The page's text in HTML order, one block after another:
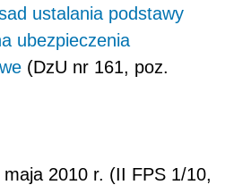
ustalania podstawy
ubezpieczenia
(DzU nr 161, poz.
maja 2010 r. (II FPS 1/10,